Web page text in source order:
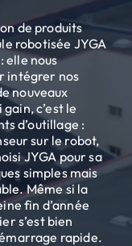
de produits
robotisée JYGA
elle nous
intégrer nos
nouveaux
c’est le
d’outillage :
sur le robot,
JYGA pour sa
simples mais
Même si la
fin d’année
s’est bien
rapide.